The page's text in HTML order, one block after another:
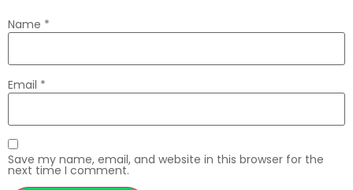
Name *
Email *
Save my name, email, and website in this browser for the
next time I comment.